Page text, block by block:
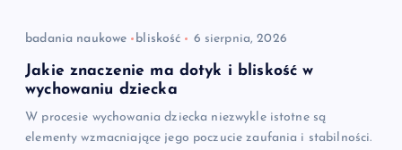
badania naukowe bliskość 6 sierpnia, 2026
Jakie znaczenie ma dotyk i bliskość w
wychowaniu dziecka
W procesie wychowania dziecka niezwykle istotne są
elementy wzmacniające jego poczucie zaufania i stabilności.